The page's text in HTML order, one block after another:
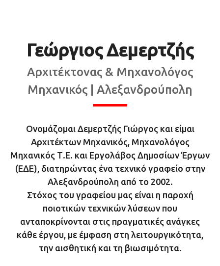
Γεώργιος Δεμερτζής
Αρχιτέκτονας & Μηχανολόγος
Μηχανικός | Αλεξανδρούπολη
Ονομάζομαι Δεμερτζής Γιώργος και είμαι
Αρχιτέκτων Μηχανικός, Μηχανολόγος
Μηχανικός Τ.Ε. και Εργολάβος Δημοσίων Έργων
(ΕΔΕ), διατηρώντας ένα τεχνικό γραφείο στην
Αλεξανδρούπολη από το 2002.
Στόχος του γραφείου μας είναι η παροχή
ποιοτικών τεχνικών λύσεων που
ανταποκρίνονται στις πραγματικές ανάγκες
κάθε έργου, με έμφαση στη λειτουργικότητα,
την αισθητική και τη βιωσιμότητα.